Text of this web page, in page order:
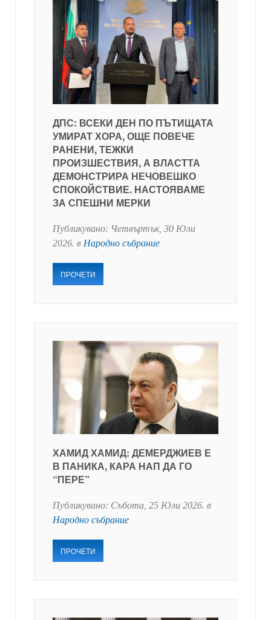
ДПС: ВСЕКИ ДЕН ПО ПЪТИЩАТА
УМИРАТ ХОРА, ОЩЕ ПОВЕЧЕ
РАНЕНИ, ТЕЖКИ
ПРОИЗШЕСТВИЯ, А ВЛАСТТА
ДЕМОНСТРИРА НЕЧОВЕШКО
СПОКОЙСТВИЕ. НАСТОЯВАМЕ
ЗА СПЕШНИ МЕРКИ
Публикувано: Четвъртък, 30 Юли
2026. в Народно събрание
ПРОЧЕТИ
ХАМИД ХАМИД: ДЕМЕРДЖИЕВ Е
В ПАНИКА, КАРА НАП ДА ГО
“ПЕРЕ”
Публикувано: Събота, 25 Юли 2026. в
Народно събрание
ПРОЧЕТИ